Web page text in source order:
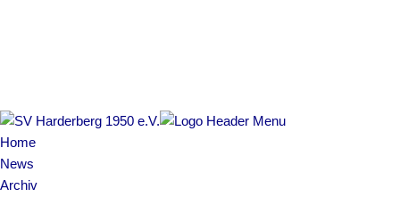
Home
News
Archiv